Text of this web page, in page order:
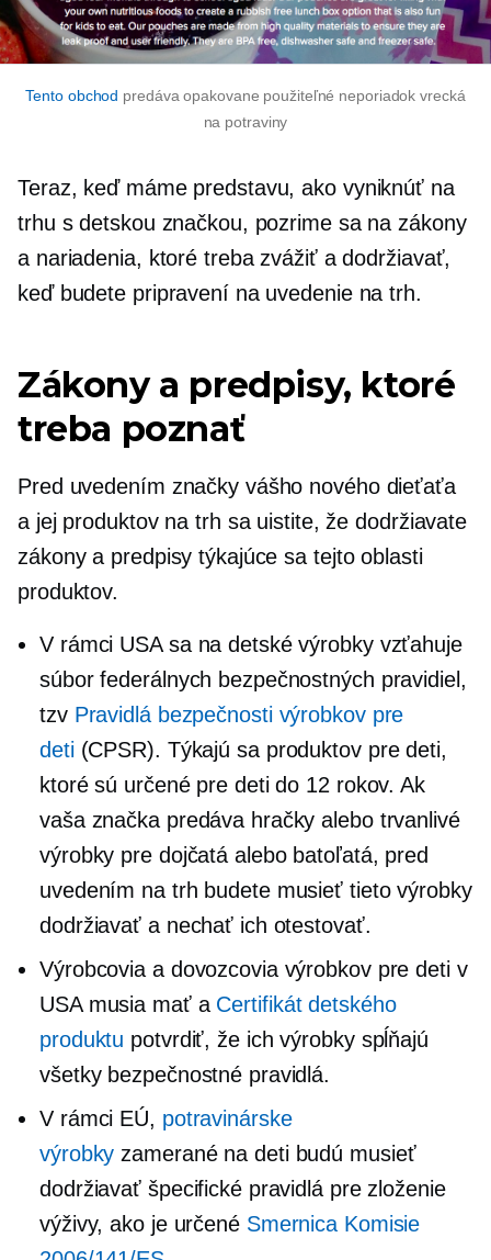
Tento obchod predáva opakovane použiteľné neporiadok vrecká
na potraviny
Teraz, keď máme predstavu, ako vyniknúť na
trhu s detskou značkou, pozrime sa na zákony
a nariadenia, ktoré treba zvážiť a dodržiavať,
keď budete pripravení na uvedenie na trh.
Zákony a predpisy, ktoré
treba poznať
Pred uvedením značky vášho nového dieťaťa
a jej produktov na trh sa uistite, že dodržiavate
zákony a predpisy týkajúce sa tejto oblasti
produktov.
V rámci USA sa na detské výrobky vzťahuje
súbor federálnych bezpečnostných pravidiel,
tzv Pravidlá bezpečnosti výrobkov pre
deti(CPSR). Týkajú sa produktov pre deti,
ktoré sú určené pre deti do 12 rokov. Ak
vaša značka predáva hračky alebo trvanlivé
výrobky pre dojčatá alebo batoľatá, pred
uvedením na trh budete musieť tieto výrobky
dodržiavať a nechať ich otestovať.
Výrobcovia a dovozcovia výrobkov pre deti v
USA musia mať a Certifikát detského
produktu potvrdiť, že ich výrobky spĺňajú
všetky bezpečnostné pravidlá.
V rámci EÚ, potravinárske
výrobky zamerané na deti budú musieť
dodržiavať špecifické pravidlá pre zloženie
výživy, ako je určené Smernica Komisie